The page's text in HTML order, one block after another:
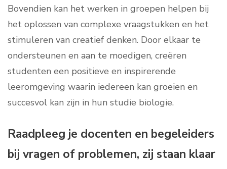
Bovendien kan het werken in groepen helpen bij
het oplossen van complexe vraagstukken en het
stimuleren van creatief denken. Door elkaar te
ondersteunen en aan te moedigen, creëren
studenten een positieve en inspirerende
leeromgeving waarin iedereen kan groeien en
succesvol kan zijn in hun studie biologie.
Raadpleeg je docenten en begeleiders
bij vragen of problemen, zij staan klaar